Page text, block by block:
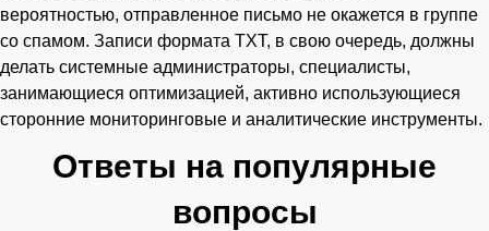
вероятностью, отправленное письмо не окажется в группе
со спамом. Записи формата TXT, в свою очередь, должны
делать системные администраторы, специалисты,
занимающиеся оптимизацией, активно использующиеся
сторонние мониторинговые и аналитические инструменты.
Ответы на популярные
вопросы